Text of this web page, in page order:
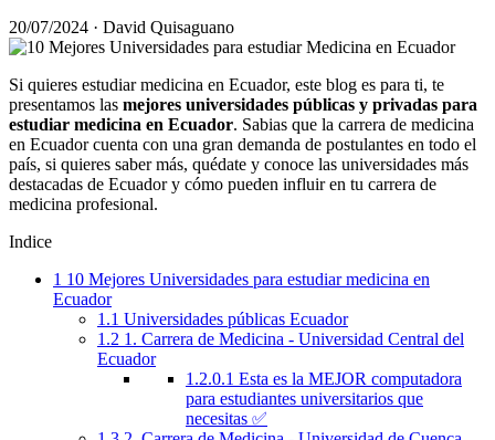
20/07/2024 · David Quisaguano
Si quieres estudiar medicina en Ecuador, este blog es para ti, te
presentamos las mejores universidades públicas y privadas para
estudiar medicina en Ecuador. Sabias que la carrera de medicina
en Ecuador cuenta con una gran demanda de postulantes en todo el
país, si quieres saber más, quédate y conoce las universidades más
destacadas de Ecuador y cómo pueden influir en tu carrera de
medicina profesional.
Indice
1 10 Mejores Universidades para estudiar medicina en
Ecuador
1.1 Universidades públicas Ecuador
1.2 1. Carrera de Medicina - Universidad Central del
Ecuador
1.2.0.1 Esta es la MEJOR computadora
para estudiantes universitarios que
necesitas ✅